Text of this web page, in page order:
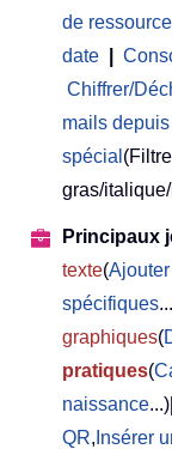
de
date
Chiffrer/
mails
spécial
gras/
Principaux
texte(
spécifiques
graphiques(
pratiques(
naissance...)
QR, Insérer